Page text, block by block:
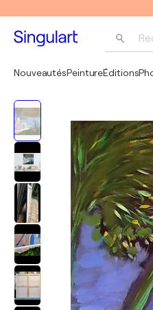
NouveautésPeintureÉditions